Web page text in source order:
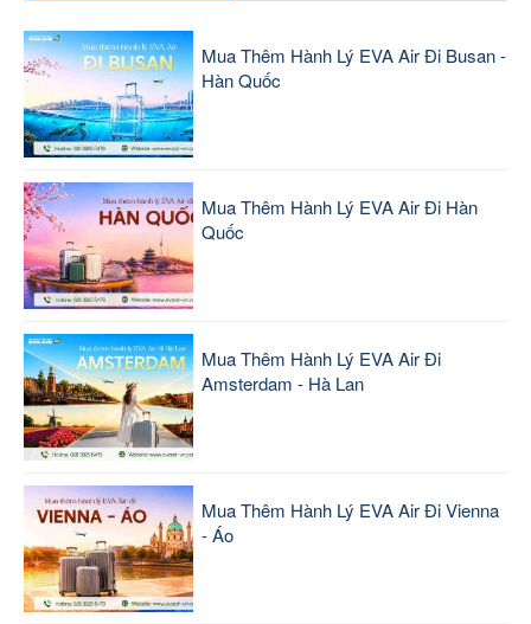
Mua Thêm Hành Lý EVA Air Đi Busan -
Hàn Quốc
Mua Thêm Hành Lý EVA Air Đi Hàn
Quốc
Mua Thêm Hành Lý EVA Air Đi
Amsterdam - Hà Lan
Mua Thêm Hành Lý EVA Air Đi Vienna
- Áo